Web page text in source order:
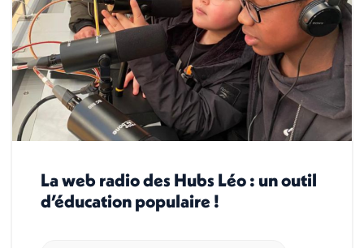
La web radio des Hubs Léo : un outil
d’éducation populaire !